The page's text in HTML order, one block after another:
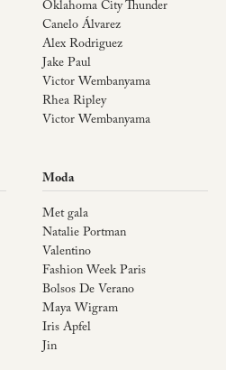
Oklahoma City Thunder
Canelo Álvarez
Alex Rodriguez
Jake Paul
Victor Wembanyama
Rhea Ripley
Victor Wembanyama
Moda
Met gala
Natalie Portman
Valentino
Fashion Week Paris
Bolsos De Verano
Maya Wigram
Iris Apfel
Jin